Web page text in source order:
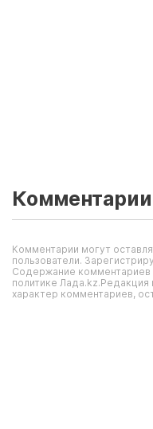
Комментарии
Комментарии могут
пользователи.
Содержание комментариев
политике Лада.kz.Редакция
характер комментариев,